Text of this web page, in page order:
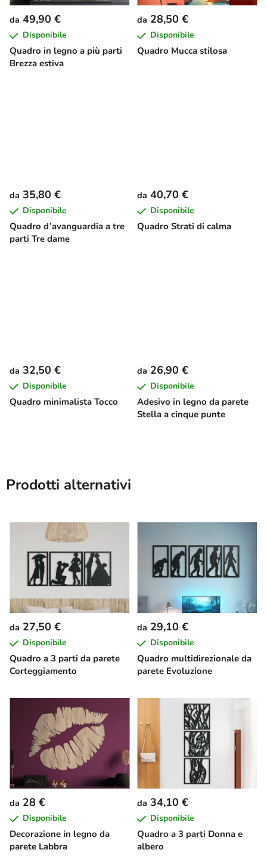
Quadro in legno a più parti
Brezza estiva
da 49,90 €
Disponibile
Quadro Mucca stilosa
da 28,50 €
Disponibile
Quadro d’avanguardia a tre
parti Tre dame
da 35,80 €
Disponibile
Quadro Strati di calma
da 40,70 €
Disponibile
Quadro minimalista Tocco
da 32,50 €
Disponibile
Adesivo in legno da parete
Stella a cinque punte
da 26,90 €
Disponibile
Prodotti alternativi
Quadro a 3 parti da parete
Corteggiamento
da 27,50 €
Disponibile
Quadro multidirezionale da
parete Evoluzione
da 29,10 €
Disponibile
Decorazione in legno da
parete Labbra
da 28 €
Disponibile
Quadro a 3 parti Donna e
albero
da 34,10 €
Disponibile